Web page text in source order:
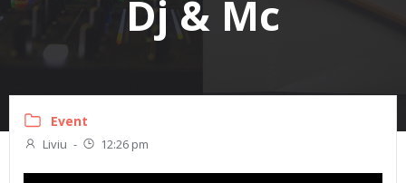
Dj & Mc
Event
Liviu - 12:26 pm